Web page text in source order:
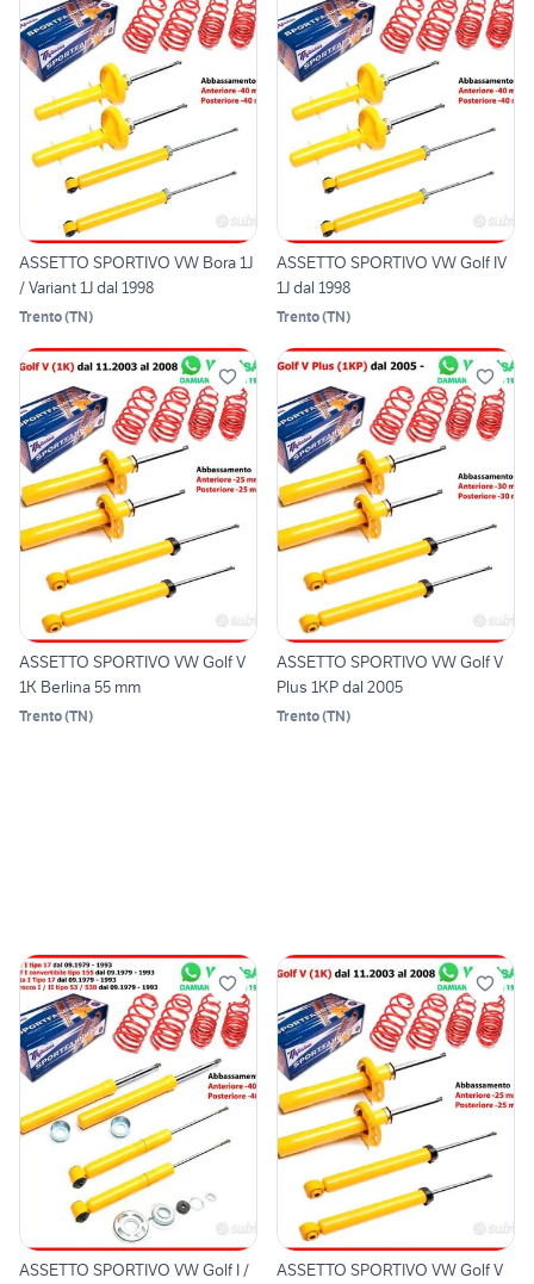
ASSETTO SPORTIVO VW Bora 1J
/ Variant 1J dal 1998
Trento(TN)
ASSETTO SPORTIVO VW Golf IV
1J dal 1998
Trento(TN)
ASSETTO SPORTIVO VW Golf V
1K Berlina 55 mm
Trento(TN)
ASSETTO SPORTIVO VW Golf V
Plus 1KP dal 2005
Trento(TN)
ASSETTO SPORTIVO VW Golf I /
ASSETTO SPORTIVO VW Golf V